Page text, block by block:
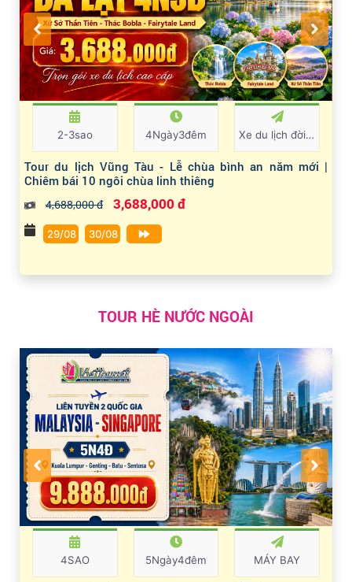
2-3sao 4Ngày3đêm Xe du lịch đời mới
Tour du lịch Vũng Tàu - Lễ chùa bình an năm mới |
Chiêm bái 10 ngôi chùa linh thiêng
4,688,000 đ 3,688,000 đ
29/08 30/08
TOUR HÈ NƯỚC NGOÀI
4SAO 5Ngày4đêm MÁY BAY